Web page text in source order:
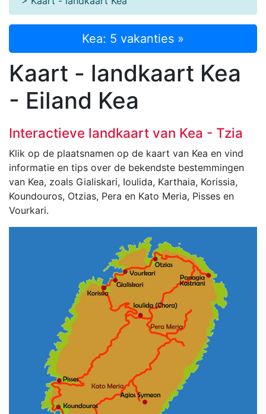
Kea: 5 vakanties »
Kaart - landkaart Kea
- Eiland Kea
Interactieve landkaart van Kea - Tzia
Klik op de plaatsnamen op de kaart van Kea en vind
informatie en tips over de bekendste bestemmingen
van Kea, zoals Gialiskari, Ioulida, Karthaia, Korissia,
Koundouros, Otzias, Pera en Kato Meria, Pisses en
Vourkari.